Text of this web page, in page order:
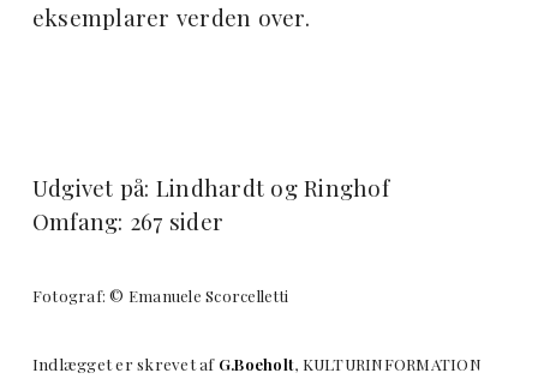
eksemplarer verden over.
Udgivet på: Lindhardt og Ringhof
Omfang: 267 sider
Fotograf: © Emanuele Scorcelletti
Indlægget er skrevet af G.Boeholt, KULTURINFORMATION